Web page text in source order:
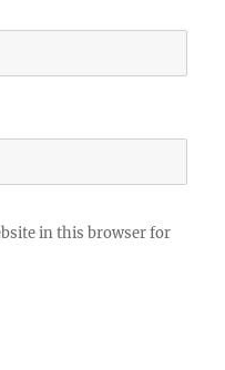
in this browser for